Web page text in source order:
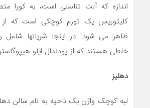
اندازه که آلت تناسلی است، به کورا
کلیتوریس یک تورم کوچکی است که
ظاهر می شود. در اینجا شریانها
خلطی هستند که از پودندال ایلو
دهلیز
لبه کوچک واژن یک ناحیه به نام سالن